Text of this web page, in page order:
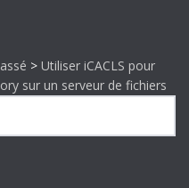
> Utiliser iCACLS pour
sur un serveur de fichiers